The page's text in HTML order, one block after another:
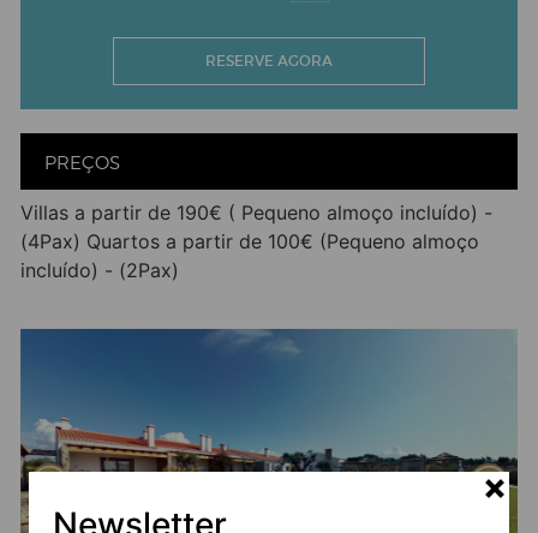
Newsletter
RESERVE AGORA
PREÇOS
Villas a partir de 190€ ( Pequeno almoço incluído) -
(4Pax) Quartos a partir de 100€ (Pequeno almoço
incluído) - (2Pax)